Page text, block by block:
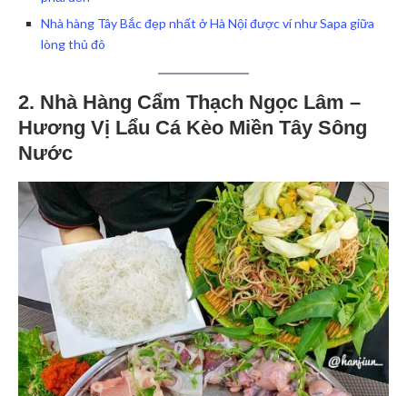
Nhà hàng Tây Bắc đẹp nhất ở Hà Nội được ví như Sapa giữa
lòng thủ đô
2. Nhà Hàng Cẩm Thạch Ngọc Lâm –
Hương Vị Lẩu Cá Kèo Miền Tây Sông
Nước